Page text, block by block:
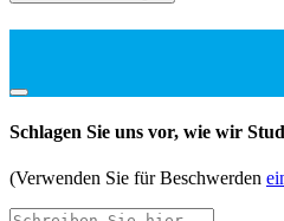
Schlagen Sie uns vor, wie wir
(Verwenden Sie für Beschwerden